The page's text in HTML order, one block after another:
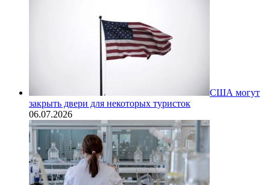
США могут
закрыть двери для некоторых туристок
06.07.2026